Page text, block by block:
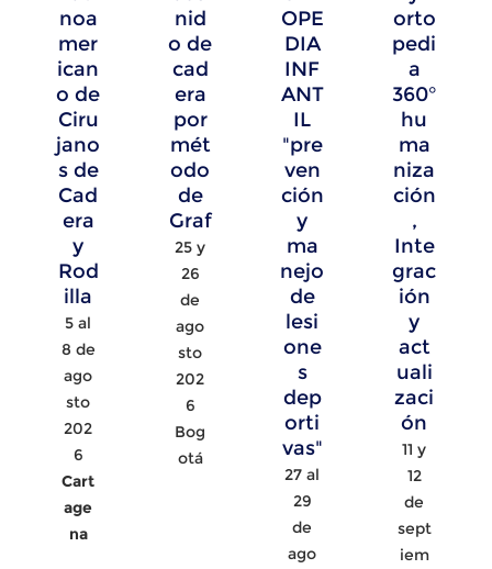
noa
mer
ican
o de
Ciru
jano
s de
Cad
era
y
Rod
illa
5 al
8 de
ago
sto
202
6
Cart
age
na
nid
o de
cad
era
por
mét
odo
de
Graf
25 y
26
de
ago
sto
202
6
Bog
otá
OPE
DIA
INF
ANT
IL
"pre
ven
ción
y
ma
nejo
de
lesi
one
s
dep
orti
vas"
27 al
29
de
ago
orto
pedi
a
360°
hu
ma
niza
ción
,
Inte
grac
ión
y
act
uali
zaci
ón
11 y
12
de
sept
iem